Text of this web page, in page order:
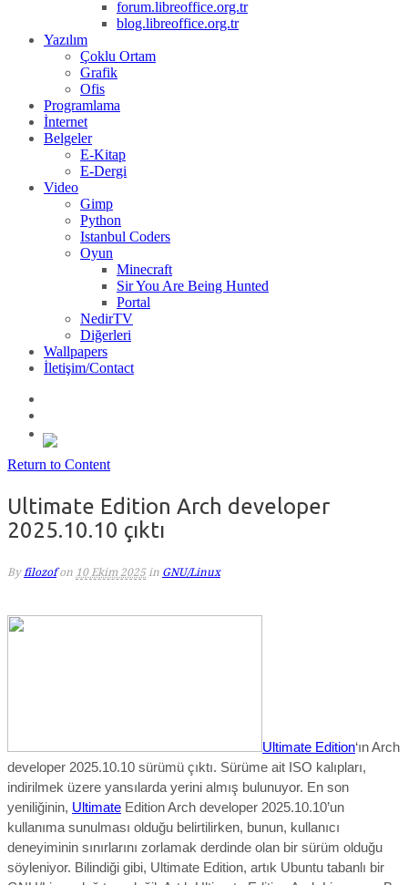
forum.libreoffice.org.tr
blog.libreoffice.org.tr
Yazılım
Çoklu Ortam
Grafik
Ofis
Programlama
İnternet
Belgeler
E-Kitap
E-Dergi
Video
Gimp
Python
Istanbul Coders
Oyun
Minecraft
Sir You Are Being Hunted
Portal
NedirTV
Diğerleri
Wallpapers
İletişim/Contact
Return to Content
Ultimate Edition Arch developer
2025.10.10 çıktı
By filozof on 10 Ekim 2025 in GNU/Linux
Ultimate Edition‘ın Arch
developer 2025.10.10 sürümü çıktı. Sürüme ait ISO kalıpları,
indirilmek üzere yansılarda yerini almış bulunuyor. En son
yeniliğinin, Ultimate Edition Arch developer 2025.10.10’un
kullanıma sunulması olduğu belirtilirken, bunun, kullanıcı
deneyiminin sınırlarını zorlamak derdinde olan bir sürüm olduğu
söyleniyor. Bilindiği gibi, Ultimate Edition, artık Ubuntu tabanlı bir